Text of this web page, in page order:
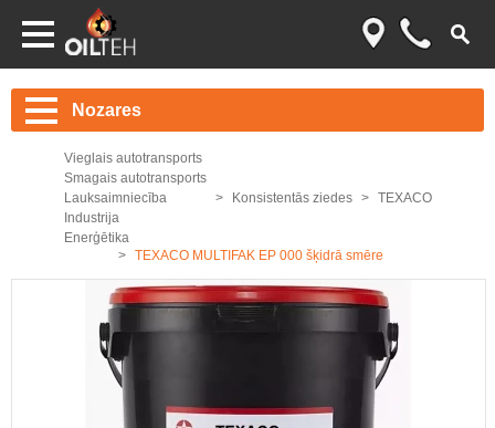
Nozares
Vieglais autotransports
Smagais autotransports
Lauksaimniecība
Industrija
Enerģētika
Konsistentās ziedes TEXACO
TEXACO MULTIFAK EP 000 šķidrā smēre